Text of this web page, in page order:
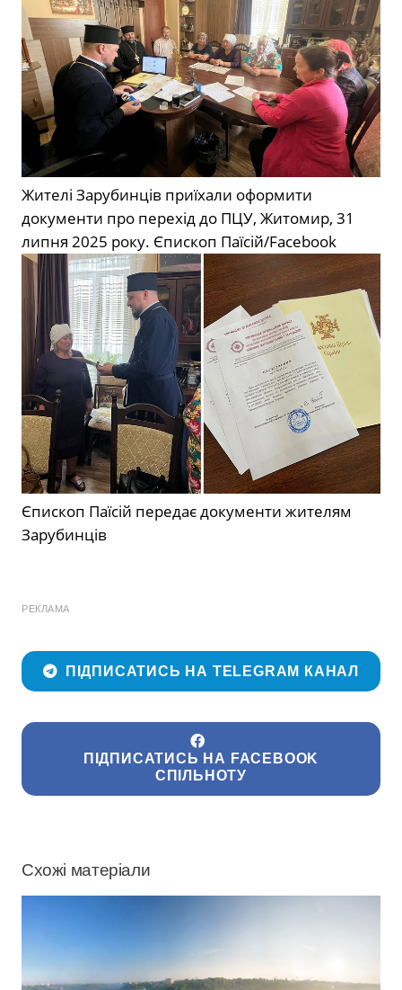
Жителі Зарубинців приїхали оформити
документи про перехід до ПЦУ, Житомир, 31
липня 2025 року. Єпископ Паїсій/Facebook
Єпископ Паїсій передає документи жителям
Зарубинців
РЕКЛАМА
ПІДПИСАТИСЬ НА TELEGRAM КАНАЛ
ПІДПИСАТИСЬ НА FACEBOOK
СПІЛЬНОТУ
Схожі матеріали